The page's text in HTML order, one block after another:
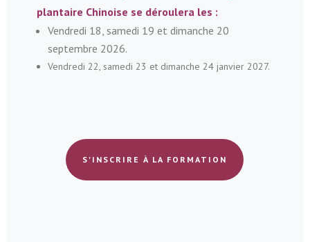
plantaire Chinoise se déroulera les :
Vendredi 18, samedi 19 et dimanche 20
septembre 2026.
Vendredi 22, samedi 23 et dimanche 24 janvier 2027.
S'INSCRIRE À LA FORMATION